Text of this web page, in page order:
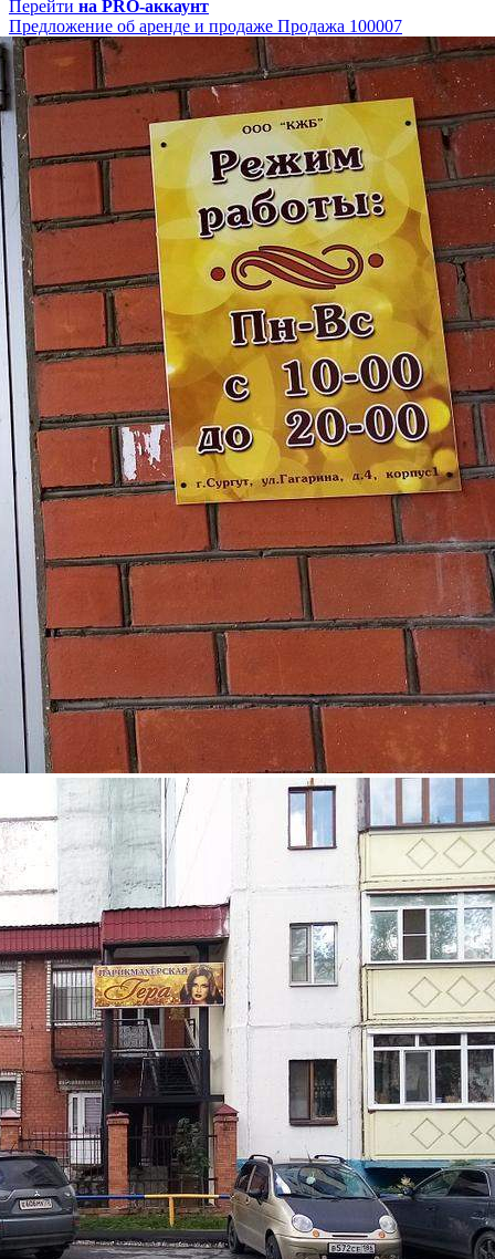
Перейти на PRO-аккаунт
Предложение об аренде и продаже Продажа 100007
100007 - Г. СУРГУТ,
ГАГАРИНА УЛИЦА, Д.4/1
Ханты-Мансийский АО
Получить контакты Посмотреть на карте
Продаётся коммерческое помещение свободного назначения.
Общая площадь здания 198,8 квадратных метра. Общая
площадь земельного участка 321 квадратных метра. В
помещении сделан косметический ремонт. В помещения
оборудованы кондиционерами, пожарной и охранной
сигнализацией, приборами учета воды, тепла. Теплоснаб...
542 (+1)
Навигация
Характеристики
О помещении
Где находится
Контакты
Другие объявления